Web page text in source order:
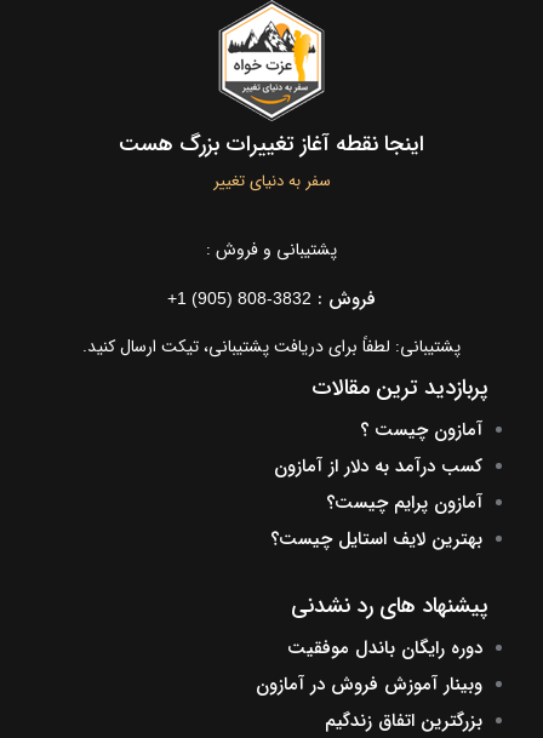
اینجا نقطه آغاز تغییرات بزرگ هست
سفر به دنیای تغییر
پشتیبانی و فروش :
فروش : +1 (905) 808-3832
پشتیبانی: لطفاً برای دریافت پشتیبانی، تیکت ارسال کنید.
پربازدید ترین مقالات
آمازون چیست ؟
کسب درآمد به دلار از آمازون
آمازون پرایم چیست؟
بهترین لایف استایل چیست؟
پیشنهاد های رد نشدنی
دوره رایگان باندل موفقیت
وبینار آموزش فروش در آمازون
بزرگترین اتفاق زندگیم